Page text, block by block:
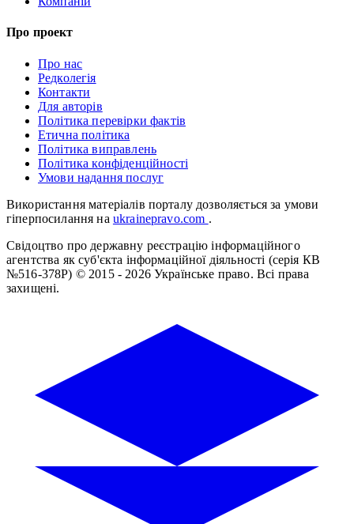
Про проект
Про нас
Редколегія
Контакти
Для авторів
Політика перевірки фактів
Етична політика
Політика виправлень
Політика конфіденційності
Умови надання послуг
Використання матеріалів порталу дозволяється за умови
гіперпосилання на ukrainepravo.com .
Свідоцтво про державну реєстрацію інформаційного
агентства як суб'єкта інформаційної діяльності (серія КВ
№516-378Р) © 2015 - 2026 Українське право. Всі права
захищені.